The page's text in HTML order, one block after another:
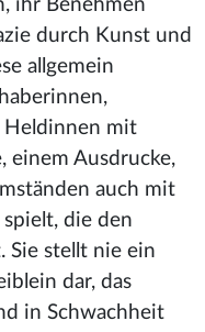
ihr Benehmen
durch Kunst und
allgemein
Heldinnen mit
einem Ausdrucke,
auch mit
die den
Sie stellt nie ein
dar, das
in Schwachheit